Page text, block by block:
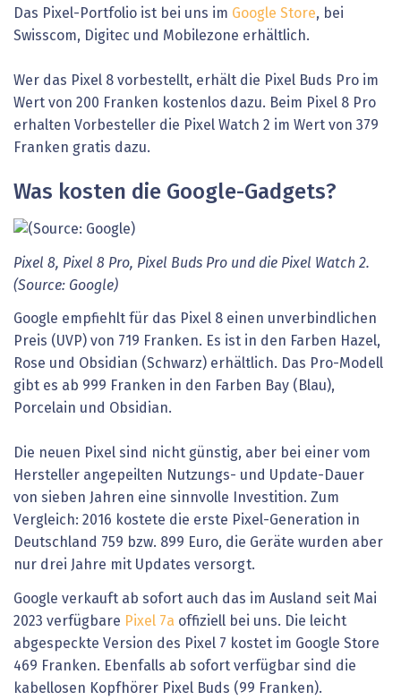
Das Pixel-Portfolio ist bei uns im Google Store, bei
Swisscom, Digitec und Mobilezone erhältlich.
Wer das Pixel 8 vorbestellt, erhält die Pixel Buds Pro im
Wert von 200 Franken kostenlos dazu. Beim Pixel 8 Pro
erhalten Vorbesteller die Pixel Watch 2 im Wert von 379
Franken gratis dazu.
Was kosten die Google-Gadgets?
Pixel 8, Pixel 8 Pro, Pixel Buds Pro und die Pixel Watch 2.
(Source: Google)
Google empfiehlt für das Pixel 8 einen unverbindlichen
Preis (UVP) von 719 Franken. Es ist in den Farben Hazel,
Rose und Obsidian (Schwarz) erhältlich. Das Pro-Modell
gibt es ab 999 Franken in den Farben Bay (Blau),
Porcelain und Obsidian.
Die neuen Pixel sind nicht günstig, aber bei einer vom
Hersteller angepeilten Nutzungs- und Update-Dauer
von sieben Jahren eine sinnvolle Investition. Zum
Vergleich: 2016 kostete die erste Pixel-Generation in
Deutschland 759 bzw. 899 Euro, die Geräte wurden aber
nur drei Jahre mit Updates versorgt.
Google verkauft ab sofort auch das im Ausland seit Mai
2023 verfügbare Pixel 7a offiziell bei uns. Die leicht
abgespeckte Version des Pixel 7 kostet im Google Store
469 Franken. Ebenfalls ab sofort verfügbar sind die
kabellosen Kopfhörer Pixel Buds (99 Franken).